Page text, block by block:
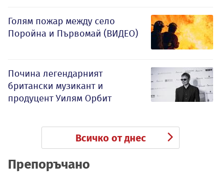
Голям пожар между село
Поройна и Първомай (ВИДЕО)
Почина легендарният
британски музикант и
продуцент Уилям Орбит
Всичко от днес
Препоръчано